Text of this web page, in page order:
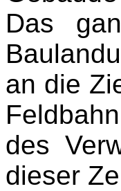
Das
an die
des
dieser